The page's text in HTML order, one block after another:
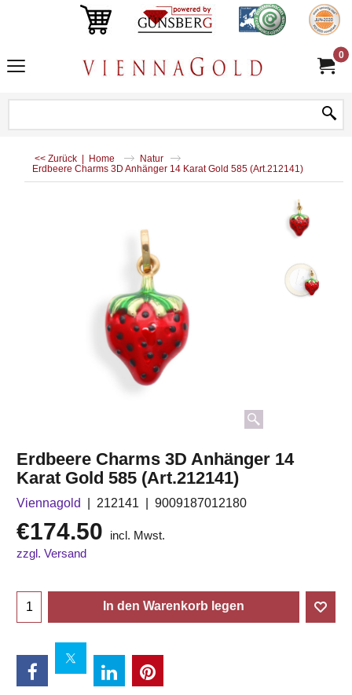
0
<< Zurück | Home
Natur
Erdbeere Charms 3D Anhänger 14 Karat Gold 585 (Art.212141)
Erdbeere Charms 3D Anhänger 14
Karat Gold 585 (Art.212141)
Viennagold 212141 9009187012180
€174.50
incl. Mwst.
zzgl. Versand
In den Warenkorb legen